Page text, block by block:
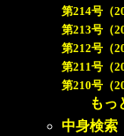
第214号（
第213号（
第212号（
第211号（
第210号（
もっ
中身検索